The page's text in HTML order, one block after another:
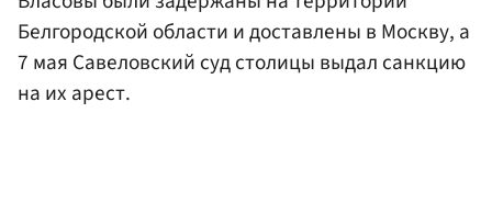
Белгородской области и доставлены в Москву, а
7 мая Савеловский суд столицы выдал санкцию
на их арест.